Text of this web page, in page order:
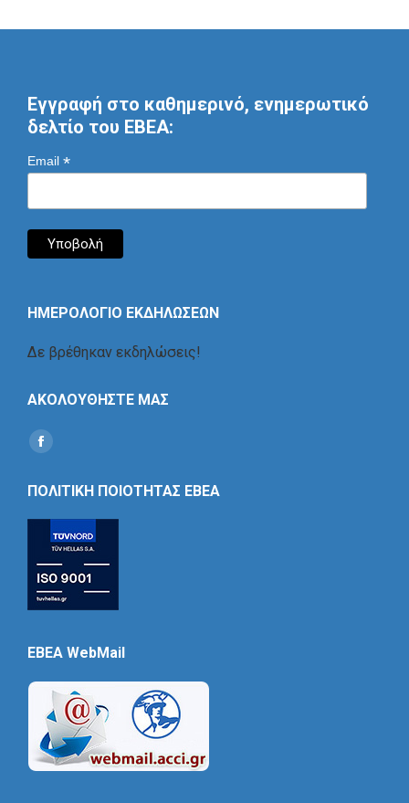
Εγγραφή στο καθημερινό, ενημερωτικό
δελτίο του ΕΒΕΑ:
Email *
ΗΜΕΡΟΛΟΓΙΟ ΕΚΔΗΛΩΣΕΩΝ
Δε βρέθηκαν εκδηλώσεις!
ΑΚΟΛΟΥΘΗΣΤΕ ΜΑΣ
Find us on:
Social
ΠΟΛΙΤΙΚΗ ΠΟΙΟΤΗΤΑΣ ΕΒΕΑ
EBEA WebMail